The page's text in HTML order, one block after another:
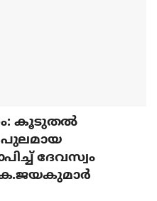
കൂടുതല്‍
ദേവസ്വം